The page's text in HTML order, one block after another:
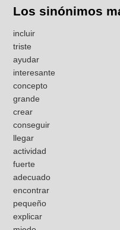
Los sinónimos
incluir
triste
ayudar
interesante
concepto
grande
crear
conseguir
llegar
actividad
fuerte
adecuado
encontrar
pequeño
explicar